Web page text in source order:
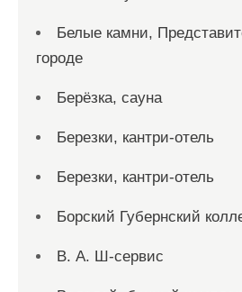
Белые камни,
городе
Берёзка, сауна
Березки, кантри-отель
Березки, кантри-отель
Борский Губернский
В. А. Ш-сервис